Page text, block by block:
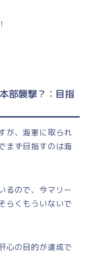
部襲撃？：目指
が、海軍に取られ
まず目指すのは海
るので、今マリー
らくもういないで
心の目的が達成で